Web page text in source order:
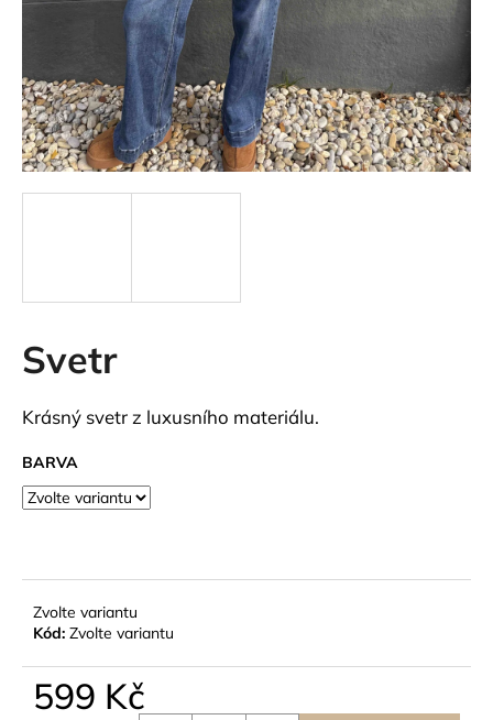
Svetr
Krásný svetr z luxusního materiálu.
BARVA
Zvolte variantu
Kód: Zvolte variantu
599 Kč
í
t
?
D
o
o
u
č
e